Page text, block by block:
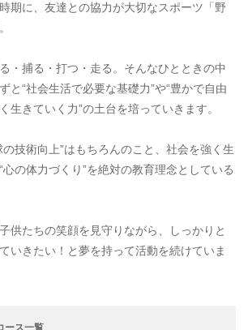
期に、友達との協力が大切なスポーツ「野
・捕る・打つ・走る。そんなひとときの中
と“社会生活で必要な基礎力”や“豊かで自由
生きていく力”の土台を培っていきます。
技術向上”はもちろんのこと、社会を強く生
心の体力づくり”を絶対の教育理念としている
供たちの笑顔を見守りながら、しっかりと
いきたい！と夢を持って活動を続けていま
ース一覧